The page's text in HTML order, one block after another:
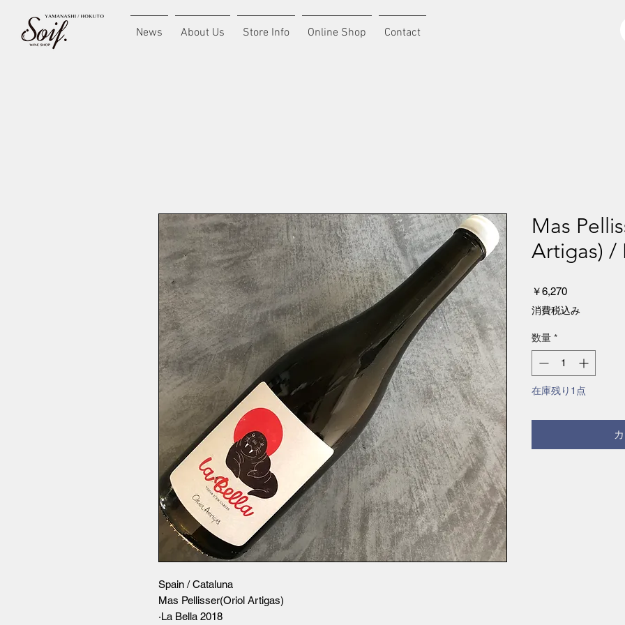
News About Us Store Info Online Shop Contact
Spain / Cataluna
Mas Pellisser(Oriol Artigas)
·La Bella 2018
Mas
Artigas) /
￥6,270価
格
消費税込み
数量 *
在庫残り1点